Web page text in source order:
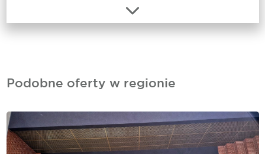
Podobne oferty w regionie